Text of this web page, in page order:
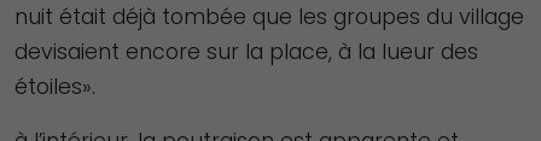
nuit était déjà tombée que les groupes du village
devisaient encore sur la place, à la lueur des
étoiles».